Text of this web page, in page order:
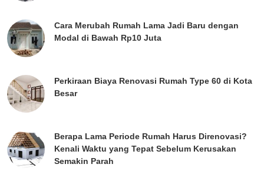
Cara Merubah Rumah Lama Jadi Baru dengan
Modal di Bawah Rp10 Juta
Perkiraan Biaya Renovasi Rumah Type 60 di Kota
Besar
Berapa Lama Periode Rumah Harus Direnovasi?
Kenali Waktu yang Tepat Sebelum Kerusakan
Semakin Parah